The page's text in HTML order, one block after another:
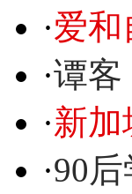
·爱和
·谭客
·新
·90